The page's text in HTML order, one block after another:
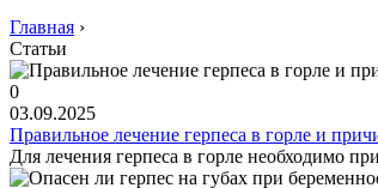
Главная ›
Статьи
0
03.09.2025
Правильное лечение герпеса в горле и
Для лечения герпеса в горле необходимо